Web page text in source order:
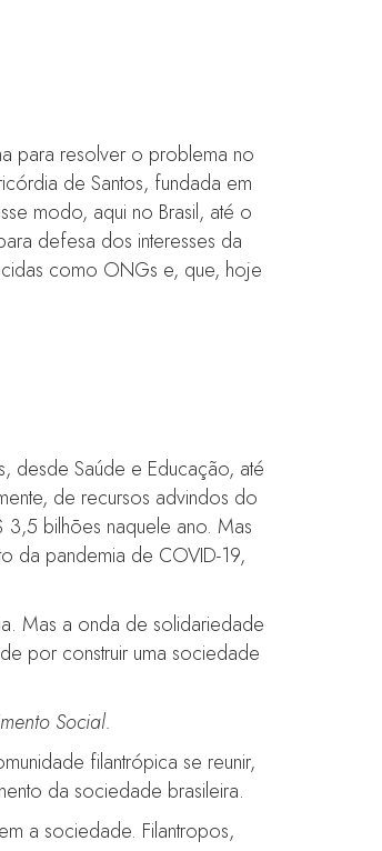
para resolver o problema no
de Santos, fundada em
modo, aqui no Brasil, até o
defesa dos interesses da
como ONGs e, que, hoje
desde Saúde e Educação, até
de recursos advindos do
bilhões naquele ano. Mas
da pandemia de COVID-19,
Mas a onda de solidariedade
por construir uma sociedade
Social.
filantrópica se reunir,
da sociedade brasileira.
a sociedade. Filantropos,